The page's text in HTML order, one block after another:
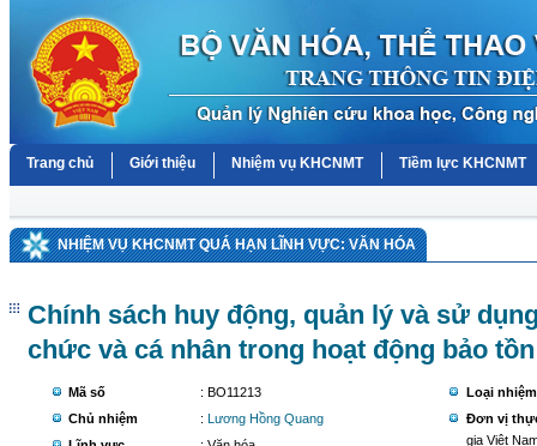
Trang chủ Giới thiệu Nhiệm vụ KHCNMT Tiềm lực KHCNMT
NHIỆM VỤ KHCNMT QUÁ HẠN LĨNH VỰC: VĂN HÓA
Chính sách huy động, quản lý và sử
chức và cá nhân trong hoạt động bảo
Mã số
: BO11213
Chủ nhiệm
:
Lương Hồng Quang
Loại
Đơn vị
gia Việt